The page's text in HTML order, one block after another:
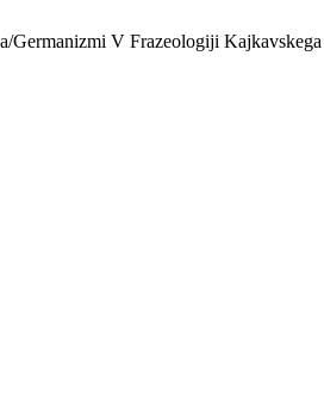
V Frazeologiji